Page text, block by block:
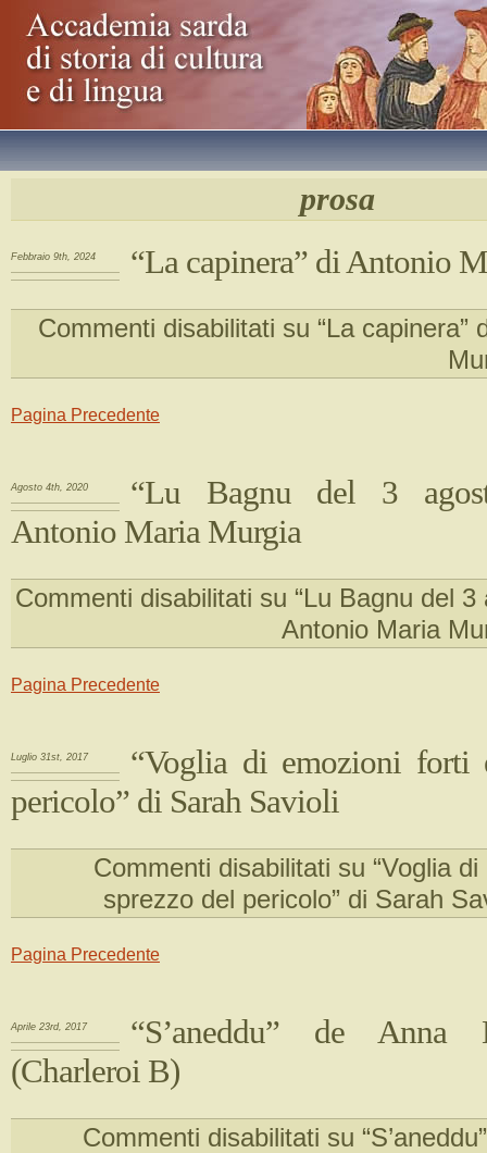
prosa
Febbraio 9th, 2024 “La capinera” di Antonio
Commenti disabilitati su “La capinera”
Pagina Precedente
Agosto 4th, 2020
“Lu Bagnu del 3
Antonio Maria Murgia
Commenti disabilitati su “Lu Bagnu del 3
Antonio Maria
Pagina Precedente
Luglio 31st, 2017
“Voglia di emozioni forti
pericolo” di Sarah Savioli
Commenti disabilitati su “Voglia
sprezzo del pericolo” di Sarah
Pagina Precedente
Aprile 23rd, 2017
“S’aneddu” de Anna
(Charleroi B)
Commenti disabilitati su